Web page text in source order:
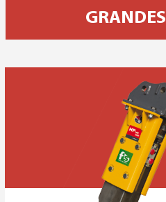
GRANDES